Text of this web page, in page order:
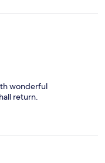
wonderful
return.